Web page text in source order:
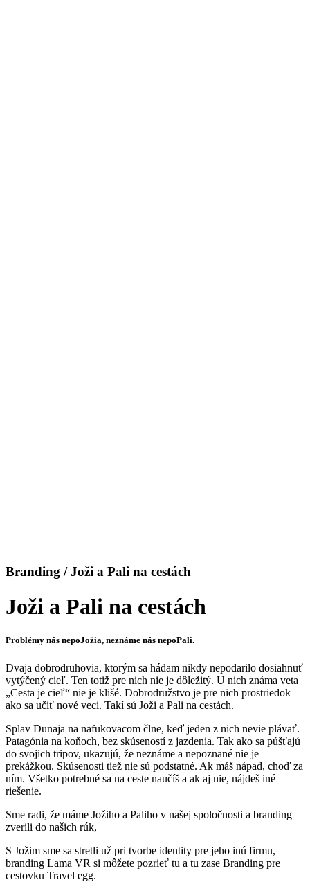
Branding / Joži a Pali na cestách
Joži a Pali na cestách
Problémy nás nepoJožia, neznáme nás nepoPali.
Dvaja dobrodruhovia, ktorým sa hádam nikdy nepodarilo dosiahnuť
vytýčený cieľ. Ten totiž pre nich nie je dôležitý. U nich známa veta
„Cesta je cieľ“ nie je klišé. Dobrodružstvo je pre nich prostriedok
ako sa učiť nové veci. Takí sú Joži a Pali na cestách.
Splav Dunaja na nafukovacom člne, keď jeden z nich nevie plávať.
Patagónia na koňoch, bez skúseností z jazdenia. Tak ako sa púšťajú
do svojich tripov, ukazujú, že neznáme a nepoznané nie je
prekážkou. Skúsenosti tiež nie sú podstatné. Ak máš nápad, choď za
ním. Všetko potrebné sa na ceste naučíš a ak aj nie, nájdeš iné
riešenie.
Sme radi, že máme Jožiho a Paliho v našej spoločnosti a branding
zverili do našich rúk,
S Jožim sme sa stretli už pri tvorbe identity pre jeho inú firmu,
branding Lama VR si môžete pozrieť tu a tu zase Branding pre
cestovku Travel egg.